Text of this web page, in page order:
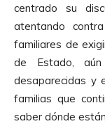
centrado su
atentando
familiares de
de Estado,
desaparecidas y
familias que
saber dónde están.